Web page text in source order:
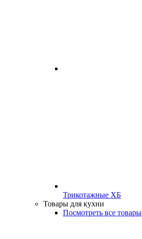
Трикотажные ХБ
Товары для кухни
Посмотреть все товары